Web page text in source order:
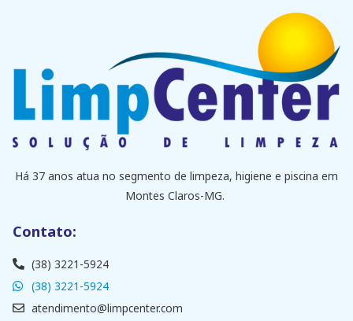
Há 37 anos atua no segmento de limpeza, higiene e piscina em
Montes Claros-MG.
Contato:
(38) 3221-5924
(38) 3221-5924
atendimento@limpcenter.com